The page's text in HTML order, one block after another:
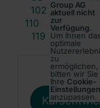
102
103 104
110
111
119
120 121
127
128
Group AG
aktuell nicht
zur
Verfügung.
Um Ihnen das
optimale
zu
ermöglichen,
bitten wir Sie
Ihre Cookie-
Einstellungen
anzupassen.